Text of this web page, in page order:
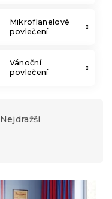
Mikroflanelové
povlečení
Vánoční
povlečení
Nejdražší